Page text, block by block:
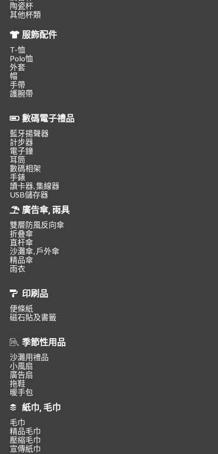
陶瓷杯
其他杯類
服飾配件
T-恤
Polo恤
外套
帽
手帶
護腕帶
數碼電子禮品
藍牙揚聲器
計步器
電子鐘
耳筒
數碼相架
手錶
讀卡器, 集線器
USB儲存器
廣告傘, 雨具
雙層防風反向傘
折叠傘
直杆傘
沙灘傘, 戶外傘
精品傘
雨衣
印刷品
便條紙
磁石貼及書籤
季節性用品
沙灘用禮品
小風扇
廣告扇
拖鞋
暖手包
紙巾, 毛巾
毛巾
精品毛巾
壓縮毛巾
宣傳紙巾